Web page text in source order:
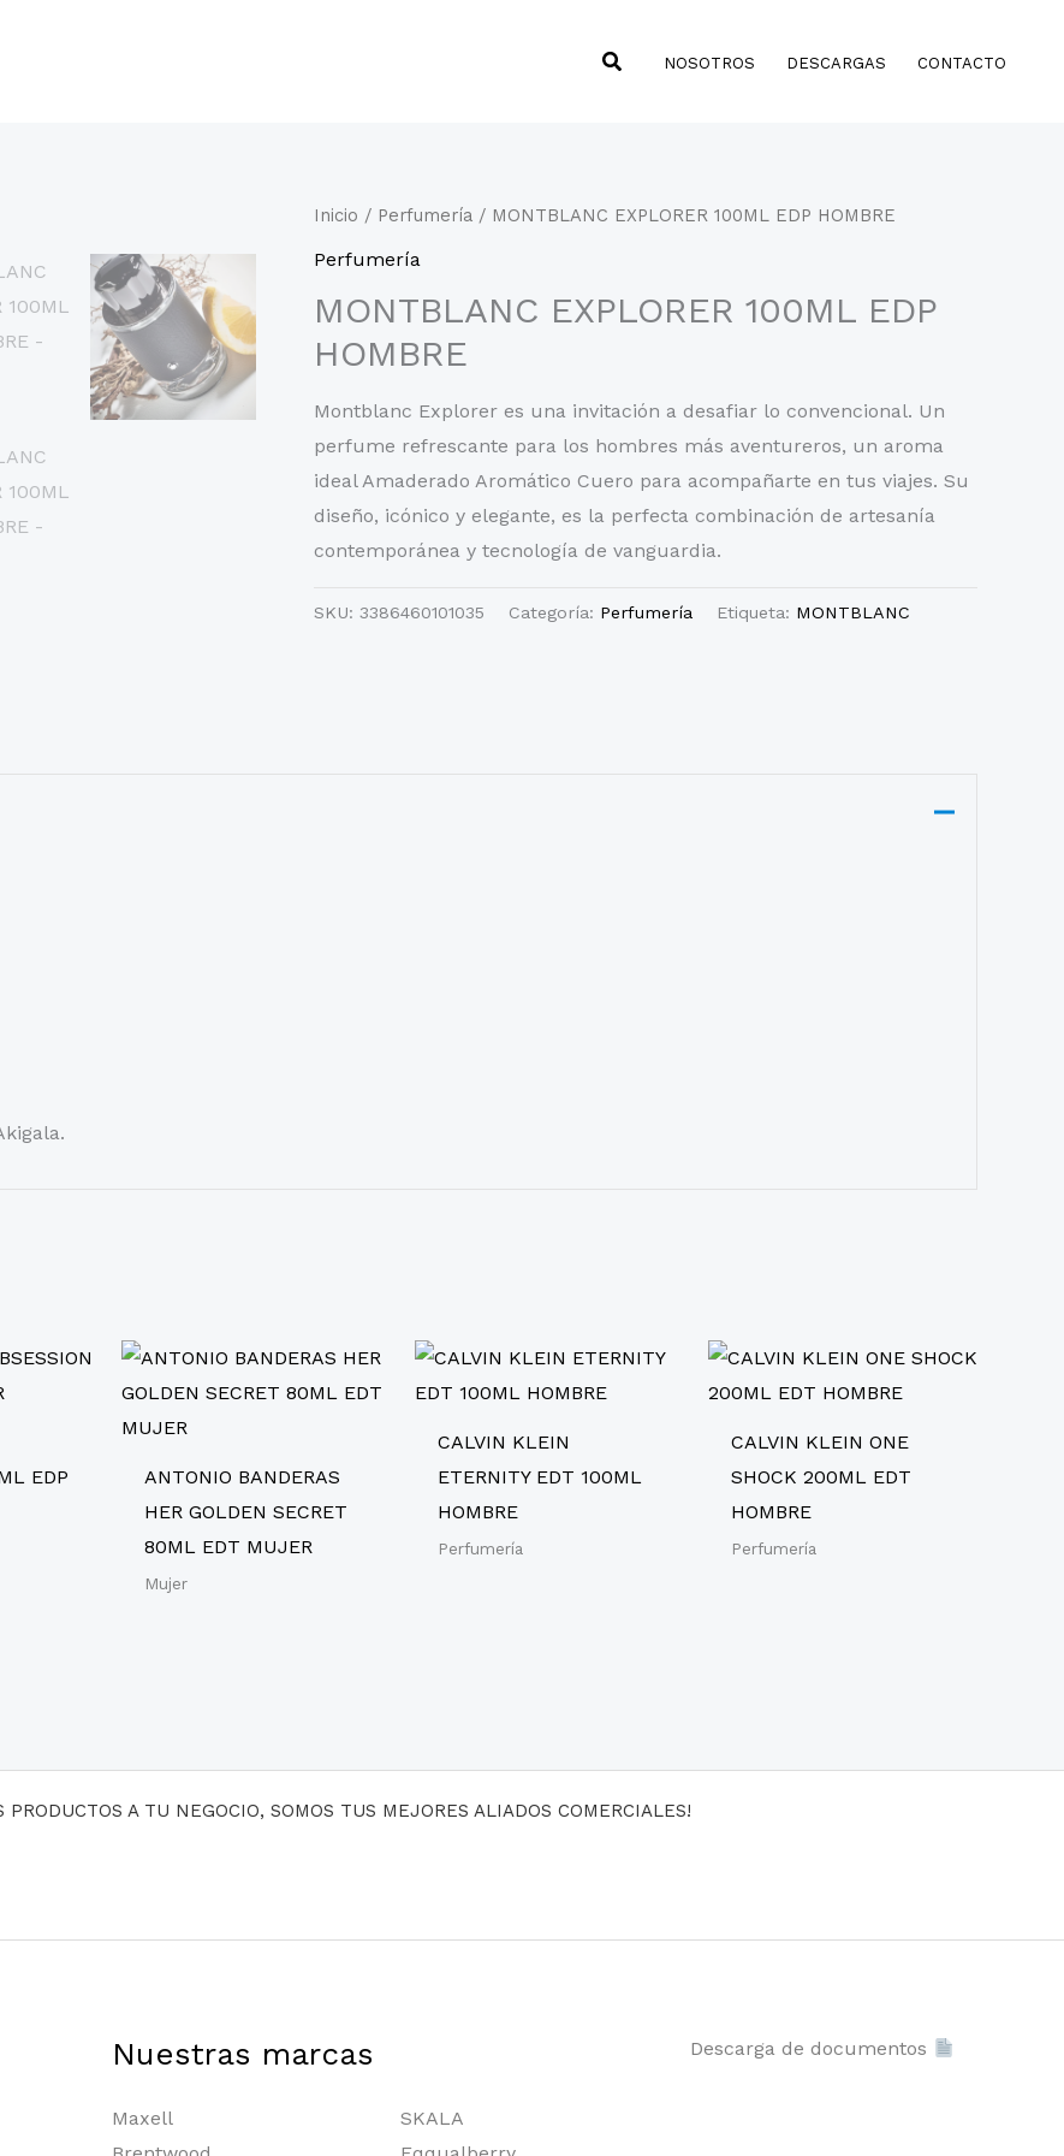
BuscarNOSOTROS DESCARGAS CONTACTO
Inicio / Perfumería / MONTBLANC EXPLORER 100ML EDP HOMBRE
Perfumería
MONTBLANC EXPLORER 100ML EDP
HOMBRE
Montblanc Explorer es una invitación a desafiar lo convencional. Un
perfume refrescante para los hombres más aventureros, un aroma
ideal Amaderado Aromático Cuero para acompañarte en tus viajes. Su
diseño, icónico y elegante, es la perfecta combinación de artesanía
contemporánea y tecnología de vanguardia.
SKU: 3386460101035 Categoría: Perfumería Etiqueta: MONTBLANC
EDP
ANTONIO BANDERAS
HER GOLDEN SECRET
80ML EDT MUJER
Mujer
CALVIN KLEIN
ETERNITY EDT 100ML
HOMBRE
Perfumería
CALVIN KLEIN ONE
SHOCK 200ML EDT
HOMBRE
Perfumería
PRODUCTOS A TU NEGOCIO, SOMOS TUS MEJORES ALIADOS COMERCIALES!
Nuestras marcas
Maxell
SKALA
Descarga de documentos